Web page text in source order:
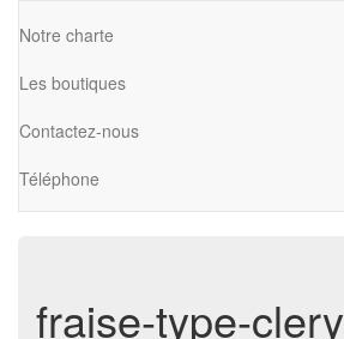
Notre charte
Les boutiques
Contactez-nous
Téléphone
fraise-type-clery